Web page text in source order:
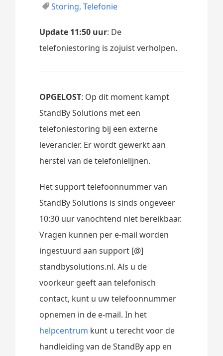
Storing,Telefonie
Update 11:50 uur: De
telefoniestoring is zojuist verholpen.
OPGELOST: Op dit moment kampt
StandBy Solutions met een
telefoniestoring bij een externe
leverancier. Er wordt gewerkt aan
herstel van de telefonielijnen.
Het support telefoonnummer van
StandBy Solutions is sinds ongeveer
10:30 uur vanochtend niet bereikbaar.
Vragen kunnen per e-mail worden
ingestuurd aan support [@]
standbysolutions.nl. Als u de
voorkeur geeft aan telefonisch
contact, kunt u uw telefoonnummer
opnemen in de e-mail. In het
helpcentrum kunt u terecht voor de
handleiding van de StandBy app en